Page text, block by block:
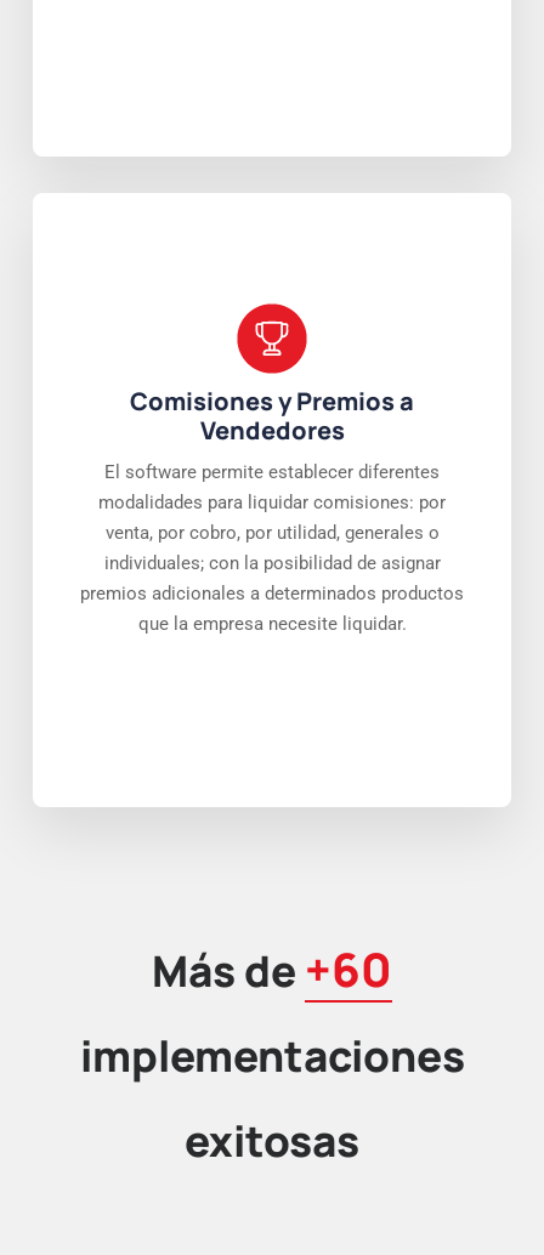
Comisiones y Premios a
Vendedores
El software permite establecer diferentes
modalidades para liquidar comisiones: por
venta, por cobro, por utilidad, generales o
individuales; con la posibilidad de asignar
premios adicionales a determinados productos
que la empresa necesite liquidar.
Más de +60
implementaciones
exitosas